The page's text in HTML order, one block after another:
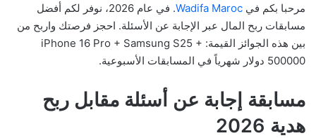
مرحبا بكم في Wadifa Maroc
. في عام 2026، نوفر لكم أفضل
مسابقات ربح المال عبر الإجابة عن الأسئلة. احجز فرصتك واربح من
بين هذه الجوائز القيمة: iPhone 16 Pro + Samsung S25 +
500000 دولار شهرياً في المسابقات الأسبوعية.
مسابقة إجابة عن أسئلة مقابل ربح
هدية 2026